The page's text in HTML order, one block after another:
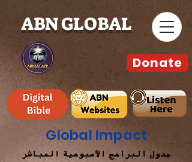
ABN GLOBAL
Global Impact
جدول البرامج الأسبوعية المباشر
Donate